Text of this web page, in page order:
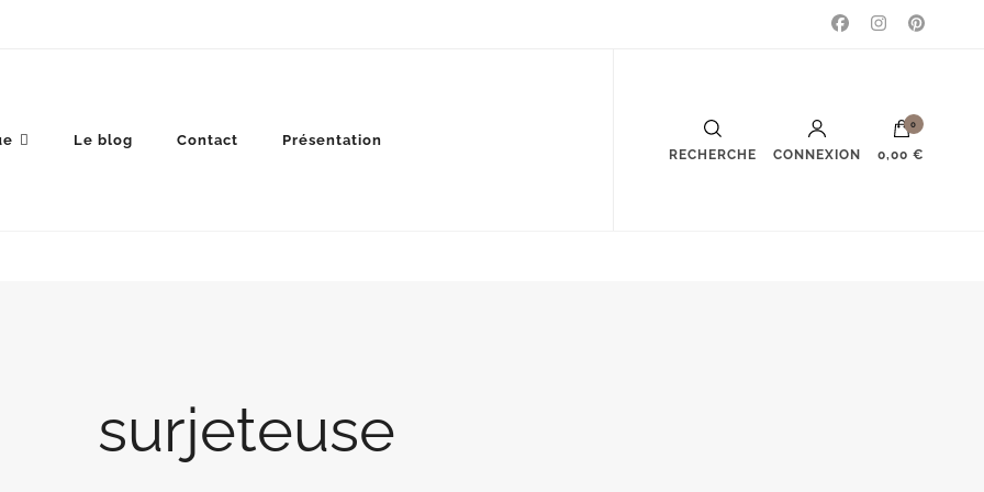
Le blog Contact Présentation
RECHERCHE CONNEXION
0
0,00 €
surjeteuse